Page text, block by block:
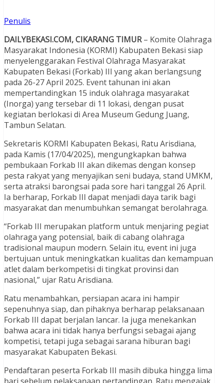
Penulis
DAILYBEKASI.COM, CIKARANG TIMUR– Komite Olahraga
Masyarakat Indonesia (KORMI) Kabupaten Bekasi siap
menyelenggarakan Festival Olahraga Masyarakat
Kabupaten Bekasi (Forkab) III yang akan berlangsung
pada 26-27 April 2025. Event tahunan ini akan
mempertandingkan 15 induk olahraga masyarakat
(Inorga) yang tersebar di 11 lokasi, dengan pusat
kegiatan berlokasi di Area Museum Gedung Juang,
Tambun Selatan.
Sekretaris KORMI Kabupaten Bekasi, Ratu Arisdiana,
pada Kamis (17/04/2025), mengungkapkan bahwa
pembukaan Forkab III akan dikemas dengan konsep
pesta rakyat yang menyajikan seni budaya, stand UMKM,
serta atraksi barongsai pada sore hari tanggal 26 April.
Ia berharap, Forkab III dapat menjadi daya tarik bagi
masyarakat dan menumbuhkan semangat berolahraga.
“Forkab III merupakan platform untuk menjaring pegiat
olahraga yang potensial, baik di cabang olahraga
tradisional maupun modern. Selain itu, event ini juga
bertujuan untuk meningkatkan kualitas dan kemampuan
atlet dalam berkompetisi di tingkat provinsi dan
nasional,” ujar Ratu Arisdiana.
Ratu menambahkan, persiapan acara ini hampir
sepenuhnya siap, dan pihaknya berharap pelaksanaan
Forkab III dapat berjalan lancar. Ia juga menekankan
bahwa acara ini tidak hanya berfungsi sebagai ajang
kompetisi, tetapi juga sebagai sarana hiburan bagi
masyarakat Kabupaten Bekasi.
Pendaftaran peserta Forkab III masih dibuka hingga lima